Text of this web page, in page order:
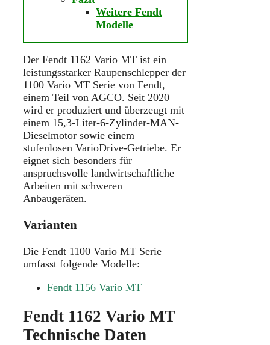
Weitere Fendt
Modelle
Der Fendt 1162 Vario MT ist ein
leistungsstarker Raupenschlepper der
1100 Vario MT Serie von Fendt,
einem Teil von AGCO. Seit 2020
wird er produziert und überzeugt mit
einem 15,3-Liter-6-Zylinder-MAN-
Dieselmotor sowie einem
stufenlosen VarioDrive-Getriebe. Er
eignet sich besonders für
anspruchsvolle landwirtschaftliche
Arbeiten mit schweren
Anbaugeräten.
Varianten
Die Fendt 1100 Vario MT Serie
umfasst folgende Modelle:
Fendt 1156 Vario MT
Fendt 1162 Vario MT
Technische Daten